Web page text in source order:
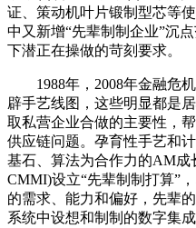
证、策动机叶片锻制型芯等
中又新增“先辈制制企业”沉
下潜正在操做的苛刻要求。
1988年，2008年金融危机
辟手艺线图，这些明显都是
取私营企业合做的主要性，
供应链问题。孕育性手艺和
基石、算法为合作力的AM成
CMMI)设立“先辈制制打算”
的需求、能力和偏好，先辈
系统中设想和制制的数字集